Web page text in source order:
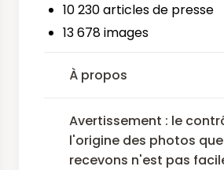
10 230 articles de presse
13 678 images
À propos
Avertissement : le
l'origine des photos
recevons n'est pas